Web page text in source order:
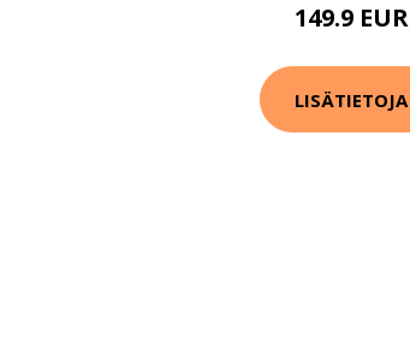
149.9 EUR
LISÄTIETOJA